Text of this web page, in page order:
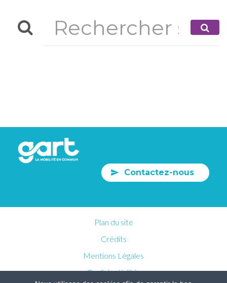
Contactez-nous
Plan du site
Crédits
Mentions Légales
Confidentialités